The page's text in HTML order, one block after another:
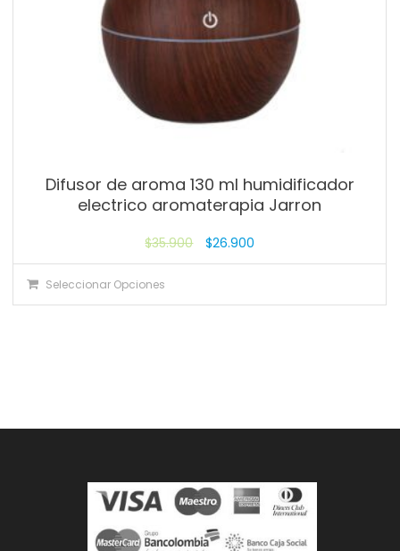
Difusor de aroma 130 ml humidificador
electrico aromaterapia Jarron
$35.900 $26.900
Seleccionar Opciones